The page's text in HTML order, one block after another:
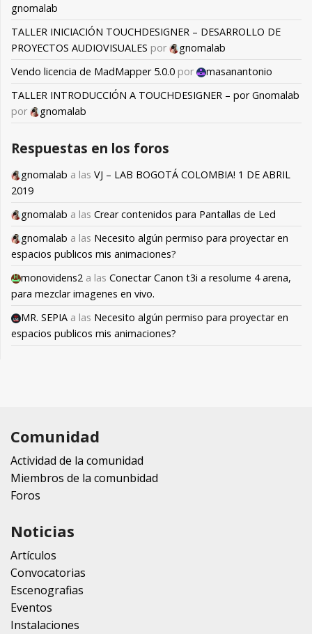
gnomalab
TALLER INICIACIÓN TOUCHDESIGNER – DESARROLLO DE
PROYECTOS AUDIOVISUALES por
gnomalab
Vendo licencia de MadMapper 5.0.0 por
masanantonio
TALLER INTRODUCCIÓN A TOUCHDESIGNER – por Gnomalab
por
gnomalab
Respuestas en los foros
gnomalab a las VJ – LAB BOGOTÁ COLOMBIA! 1 DE ABRIL
2019
gnomalab a las Crear contenidos para Pantallas de Led
gnomalab a las Necesito algún permiso para proyectar en
espacios publicos mis animaciones?
monovidens2 a las Conectar Canon t3i a resolume 4 arena,
para mezclar imagenes en vivo.
MR. SEPIA a las Necesito algún permiso para proyectar en
espacios publicos mis animaciones?
Comunidad
Actividad de la comunidad
Miembros de la comunbidad
Foros
Noticias
Artículos
Convocatorias
Escenografias
Eventos
Instalaciones